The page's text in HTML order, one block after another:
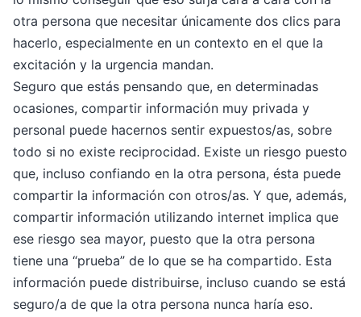
otra persona que necesitar únicamente dos clics para
hacerlo, especialmente en un contexto en el que la
excitación y la urgencia mandan.
Seguro que estás pensando que, en determinadas
ocasiones, compartir información muy privada y
personal puede hacernos sentir expuestos/as, sobre
todo si no existe reciprocidad. Existe un riesgo puesto
que, incluso confiando en la otra persona, ésta puede
compartir la información con otros/as. Y que, además,
compartir información utilizando internet implica que
ese riesgo sea mayor, puesto que la otra persona
tiene una “prueba” de lo que se ha compartido. Esta
información puede distribuirse, incluso cuando se está
seguro/a de que la otra persona nunca haría eso.